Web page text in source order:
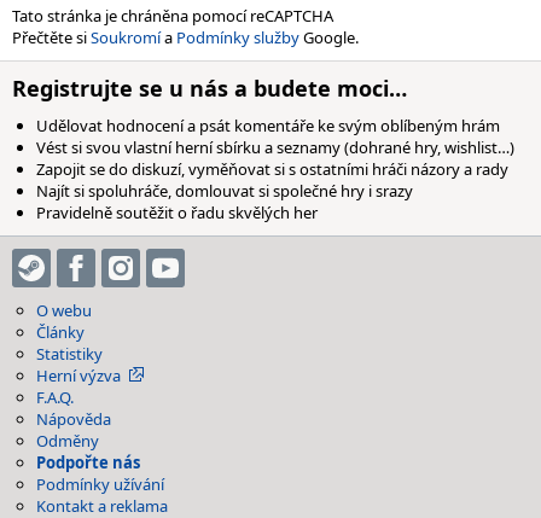
Tato stránka je chráněna pomocí reCAPTCHA
Přečtěte siSoukromía Podmínky službyGoogle.
Registrujte se u nás a budete moci…
Udělovat hodnocení a psát komentáře ke svým oblíbeným hrám
Vést si svou vlastní herní sbírku a seznamy (dohrané hry, wishlist…)
Zapojit se do diskuzí, vyměňovat si s ostatními hráči názory a rady
Najít si spoluhráče, domlouvat si společné hry i srazy
Pravidelně soutěžit o řadu skvělých her
O webu
Články
Statistiky
Herní výzva
F.A.Q.
Nápověda
Odměny
Podpořte nás
Podmínky užívání
Kontakt a reklama